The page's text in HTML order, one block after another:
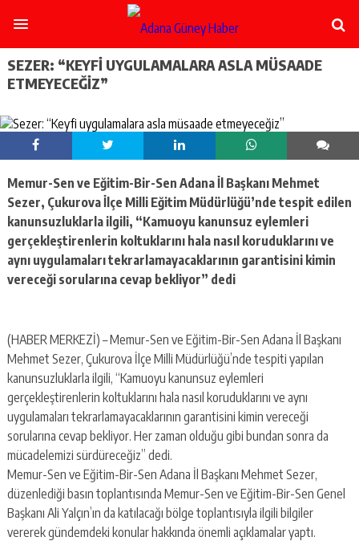
escort
ataşehir
escort
escort
-
ümraniye
escort
mecidiyeköy
escort
beşiktaş
escort
kartal
escort
maltepe
escort
SEZER: “KEYFI UYGULAMALARA ASLA MÜSAADE
ETMEYECEĞIZ”
Memur-Sen ve Eğitim-Bir-Sen Adana İl Başkanı Mehmet
Sezer, Çukurova İlçe Milli Eğitim Müdürlüğü’nde tespit edilen
kanunsuzluklarla ilgili, “Kamuoyu kanunsuz eylemleri
gerçekleştirenlerin koltuklarını hala nasıl koruduklarını ve
aynı uygulamaları tekrarlamayacaklarının garantisini kimin
vereceği sorularına cevap bekliyor” dedi
(HABER MERKEZİ) – Memur-Sen ve Eğitim-Bir-Sen Adana İl Başkanı
Mehmet Sezer, Çukurova İlçe Milli Müdürlüğü’nde tespiti yapılan
kanunsuzluklarla ilgili, “Kamuoyu kanunsuz eylemleri
gerçekleştirenlerin koltuklarını hala nasıl koruduklarını ve aynı
uygulamaları tekrarlamayacaklarının garantisini kimin vereceği
sorularına cevap bekliyor. Her zaman olduğu gibi bundan sonra da
mücadelemizi sürdüreceğiz” dedi.
Memur-Sen ve Eğitim-Bir-Sen Adana İl Başkanı Mehmet Sezer,
düzenlediği basın toplantısında Memur-Sen ve Eğitim-Bir-Sen Genel
Başkanı Ali Yalçın’ın da katılacağı bölge toplantısıyla ilgili bilgiler
vererek gündemdeki konular hakkında önemli açıklamalar yaptı.